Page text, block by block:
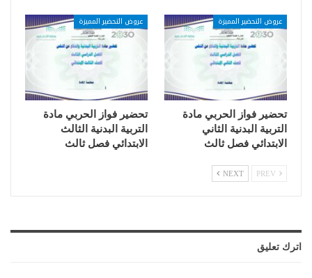
عروض التحضير المميزة
تحضير فواز الحربي مادة
التربية البدنية الثاني
الابتدائي فصل ثالث
عروض التحضير المميزة
تحضير فواز الحربي مادة
التربية البدنية الثالث
الابتدائي فصل ثالث
NEXT
اترك تعليق